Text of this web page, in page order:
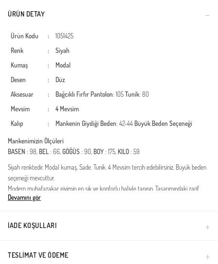
ÜRÜN DETAY
Ürün Kodu :
1051425
Renk
:
Siyah
Kumaş
:
Modal
Desen
:
Düz
Aksesuar
: Bağcıklı Fırfır Pantolon: 105Tunik: 80
Mevsim
:
4 Mevsim
Kalıp
: Mankenin Giydiği Beden: 42-44 Büyük Beden Seçeneği
Mankenimizin Ölçüleri
BASEN : 98, BEL: 66,GÖĞÜS: 90, BOY: 175, KILO: 59
Siyah renktedir. Modal kumaş. Sade. Tunik. 4 Mevsim tercih edebilirsiniz. Büyük beden
seçeneği mevcuttur.
Modern muhafazakar giyimin en şık ve konforlu haliyle tanışın. Tasarımındaki zarif
düğme detayları ve zamansız kesimiyle dikkat çeken bu ikili takım, gardırobunuzun en
günlerde nefes alır hem de serin havalarda konfor sağlar.Kumaş Özelliği: Yüksek
kaliteli modal liflerinden üretilmiştir. Modal kumaşın doğal yumuşaklığı, ipeksi dokusu
alan fonksiyonel ve estetik düğmeler, takıma modern bir hava katarken kullanım
Devamını gör
İADE KOŞULLARI
TESLIMAT VE ÖDEME